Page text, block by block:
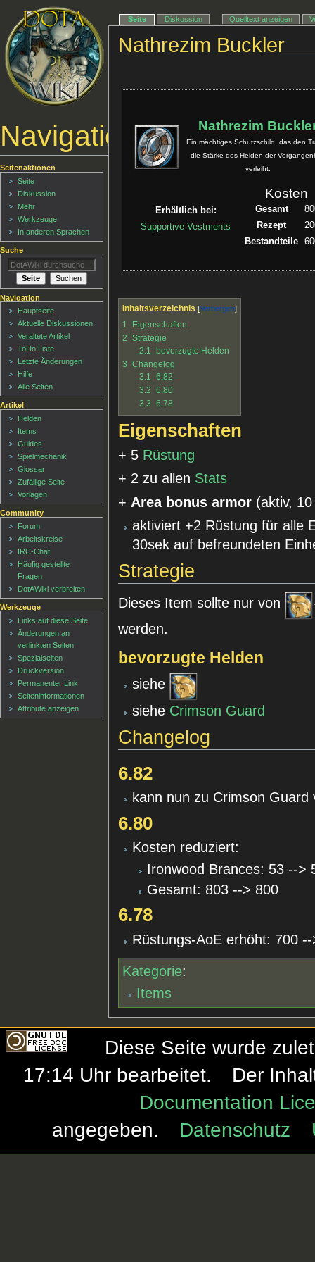
Nathrezim Buckler
Nathrezim
Ein mächtiges Schutzschild, das den
die Stärke des Helden der
verleiht.
Erhältlich bei:
Supportive Vestments
Kosten
Gesamt
Rezept
Bestandteile
Inhaltsverzeichnis
1
Eigenschaften
2 Strategie
2.1
bevorzugte Helden
3 Changelog
3.1 6.82
3.2 6.80
3.3 6.78
Eigenschaften
+ 5 Rüstung
+ 2 zu allen Stats
+ Area bonus armor (aktiv,
aktiviert +2 Rüstung für alle
30sek auf befreundeten
Strategie
Dieses Item sollte nur von
werden.
bevorzugte Helden
siehe
siehe Crimson Guard
Changelog
6.82
kann nun zu Crimson Guard
6.80
Kosten reduziert:
Ironwood Brances: 53 -->
Gesamt: 803 --> 800
6.78
Rüstungs-AoE erhöht: 700
Kategorie:
Items
Navigationsmenü
Seite Diskussion Quelltext anzeigen
Seitenaktionen
Seite
Diskussion
Mehr
Werkzeuge
In anderen Sprachen
Suche
Navigation
Hauptseite
Aktuelle Diskussionen
Veraltete Artikel
ToDo Liste
Letzte Änderungen
Hilfe
Alle Seiten
Artikel
Helden
Items
Guides
Spielmechanik
Glossar
Zufällige Seite
Vorlagen
Community
Forum
Arbeitskreise
IRC-Chat
Häufig gestellte
Fragen
DotAWiki verbreiten
Werkzeuge
Links auf diese Seite
Änderungen an
verlinkten Seiten
Spezialseiten
Druckversion
Permanenter Link
Seiten­informationen
Attribute anzeigen
Diese Seite wurde
17:14 Uhr bearbeitet.
Der
Documentation
angegeben.
Datenschutz